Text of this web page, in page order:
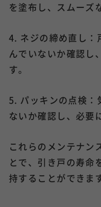
を塗布し、スムーズ
4. ネジの締め直し：
んでいないか確認し
す。
5. パッキンの点検：
ないか確認し、必要
これらのメンテナン
とで、引き戸の寿命
持することができま